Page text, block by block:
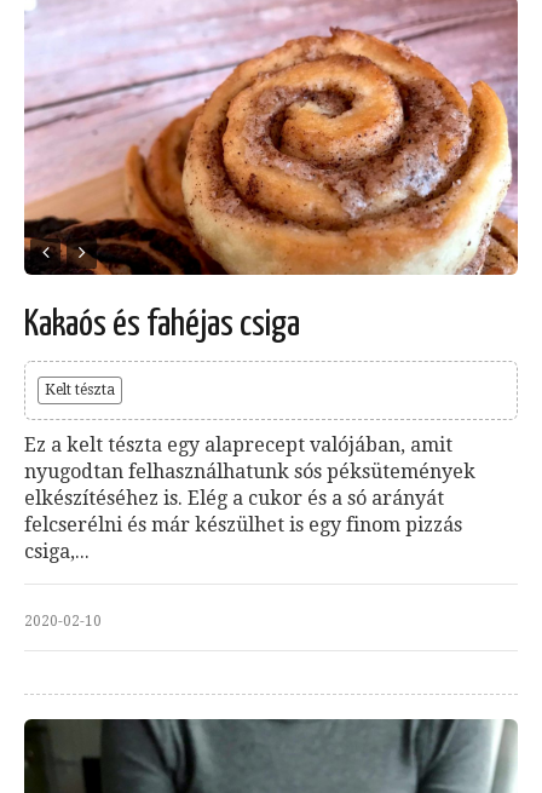
Kakaós és fahéjas csiga
Kelt tészta
Ez a kelt tészta egy alaprecept valójában, amit
nyugodtan felhasználhatunk sós péksütemények
elkészítéséhez is. Elég a cukor és a só arányát
felcserélni és már készülhet is egy finom pizzás
csiga,...
2020-02-10